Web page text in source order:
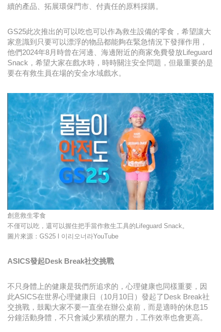
續的產品、拓展環保門市、付責任的原料採購。
GS25此次推出的可以吃也可以作為救生設備的零食，希望讓大
家意識到只要可以漂浮的物品都能夠在緊急情況下發揮作用，
他們2024年8月時曾在河邊、海邊附近的商家免費發放Lifeguard
Snack，希望大家在戲水時，時時關注安全問題，但最重要的是
要在有救生員在場的安全水域戲水。
創意救生零食
不僅可以吃，還可以握住把手當作救生工具的Lifeguard Snack。
圖片來源：GS25 l 이리오너라YouTube
ASICS發起Desk Break社交挑戰
不只身體上的健康是我們所追求的，心理健康也同樣重要，因
此ASICS在世界心理健康日（10月10日）發起了Desk Break社
交挑戰，鼓勵大家不要一直坐在辦公桌前，而是適時的休息15
分鐘活動身體，不只會減少累積的壓力，工作效率也會更高。